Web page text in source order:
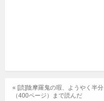
« [読]陰摩羅鬼の瑕、ようやく半分
（400ページ）まで読んだ